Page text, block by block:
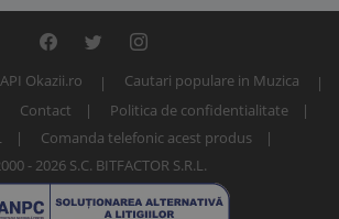
API Okazii.ro
Cautari populare in Muzica
Contact
Politica de confidentialitate
Comanda telefonic acest produs
- 2026 S.C. BITFACTOR S.R.L.